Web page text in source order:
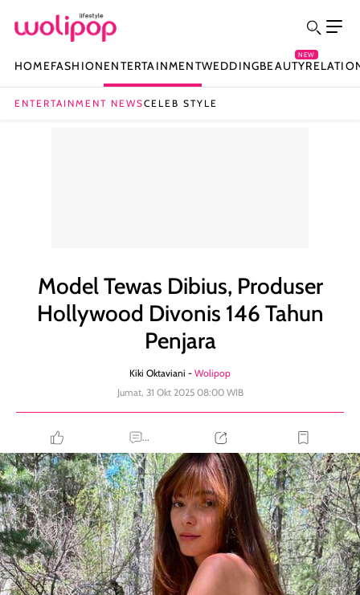
HOMEFASHIONENTERTAINMENTWEDDINGBEAUTY
NEW
ENTERTAINMENT NEWSCELEB STYLE
Model Tewas Dibius, Produser
Hollywood Divonis 146 Tahun
Penjara
Kiki Oktaviani - Wolipop
Jumat, 31 Okt 2025 08:00 WIB
...